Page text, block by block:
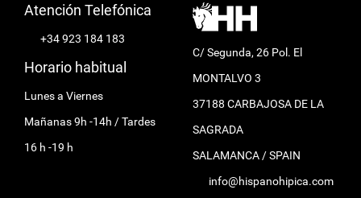
Atención Telefónica
+34 923 184 183
Horario habitual
Lunes a Viernes
Mañanas 9h -14h / Tardes
16 h -19 h
C/ Segunda, 26 Pol. El
MONTALVO 3
37188 CARBAJOSA DE LA
SAGRADA
SALAMANCA / SPAIN
info@hispanohipica.com